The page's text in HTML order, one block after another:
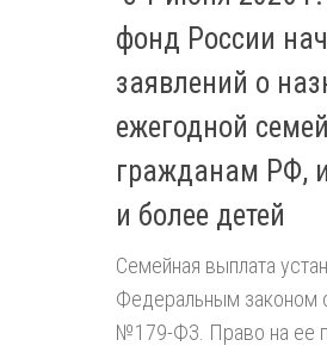
фонд России
заявлений о
ежегодной
гражданам РФ,
и более детей
Семейная выплата
Федеральным законом
№179-ФЗ. Право на ее